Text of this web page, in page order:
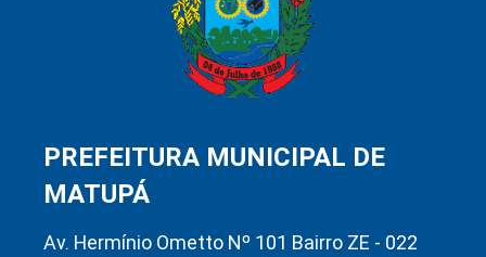
PREFEITURA MUNICIPAL DE
MATUPÁ
Av. Hermínio Ometto Nº 101 Bairro ZE - 022